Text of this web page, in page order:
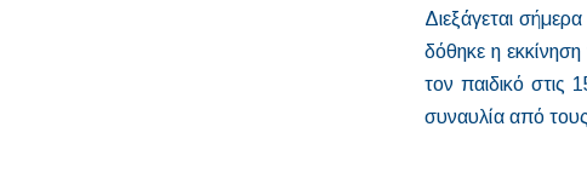
Διεξάγεται
δόθηκε η
τον παιδικό στις
συναυλία από